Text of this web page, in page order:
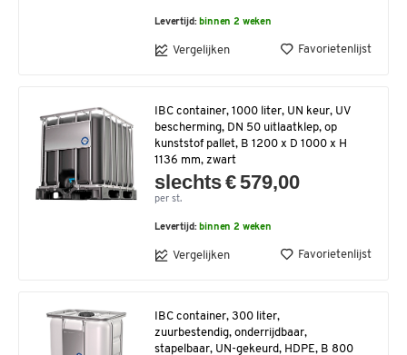
Levertijd: binnen 2 weken
Vergelijken Favorietenlijst
IBC container, 1000 liter, UN keur, UV
bescherming, DN 50 uitlaatklep, op
kunststof pallet, B 1200 x D 1000 x H
1136 mm, zwart
slechts € 579,00
per st.
Levertijd: binnen 2 weken
Vergelijken Favorietenlijst
IBC container, 300 liter,
zuurbestendig, onderrijdbaar,
stapelbaar, UN-gekeurd, HDPE, B 800